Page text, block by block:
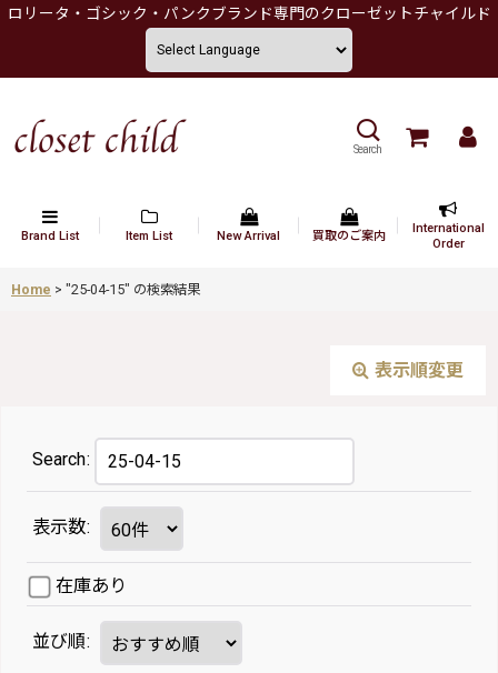
ロリータ・ゴシック・パンクブランド専門のクローゼットチャイルド
Search
Brand List Item List New Arrival 買取のご案内
International
Order
Home > "25-04-15" の検索結果
表示順変更
Search:
表示数:
在庫あり
並び順: